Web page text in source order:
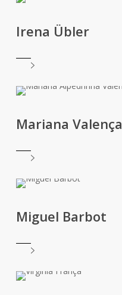
Irena Übler
Mariana Valença
Miguel Barbot